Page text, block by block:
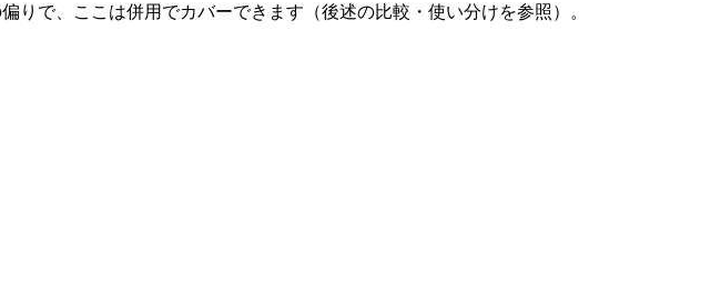
で、ここは併用でカバーできます（後述の比較・使い分けを参照）。